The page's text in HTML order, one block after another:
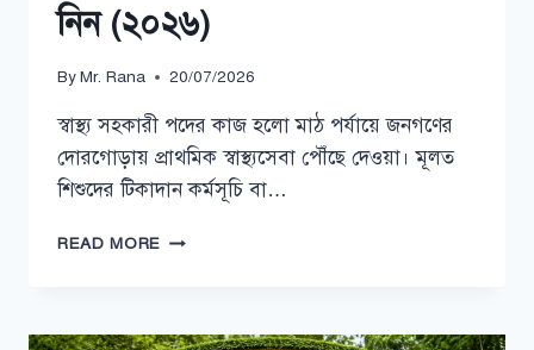
নিন (২০২৬)
ByMr. Rana 20/07/2026
স্বাস্থ্য সহকারী পদের কাজ হলো মাঠ পর্যায়ে জনগণের
দোরগোড়ায় প্রাথমিক স্বাস্থ্যসেবা পৌঁছে দেওয়া। মূলত
শিশুদের টিকাদান কর্মসূচি বা…
READ MORE স্বাস্থ্য
কি